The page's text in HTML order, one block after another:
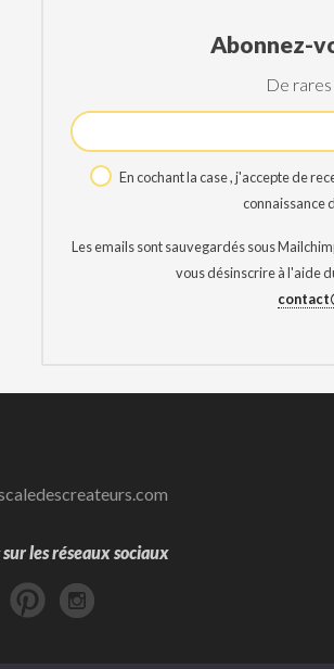
Abonnez-
De
En cochant la case , j'accepte de
connaissance
Les emails sont sauvegardés sous
vous désinscrire à l'aide
les réseaux sociaux